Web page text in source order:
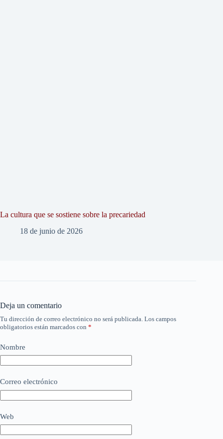
La cultura que se sostiene sobre la precariedad
18 de junio de 2026
Deja un comentario
Tu dirección de correo electrónico no será publicada. Los campos
obligatorios están marcados con *
Nombre
Correo electrónico
Web